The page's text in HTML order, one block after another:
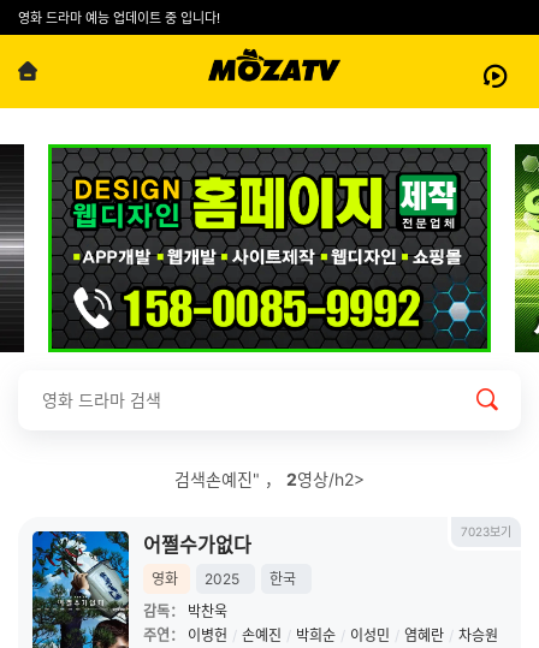
영화 드라마 예능 업데이트 중 입니다!
검색손예진" ， 2영상/h2>
7023보기
어쩔수가없다
영화 2025
한국
감독：
박찬욱
주연：
이병헌 / 손예진 / 박희순 / 이성민 / 염혜란 / 차승원